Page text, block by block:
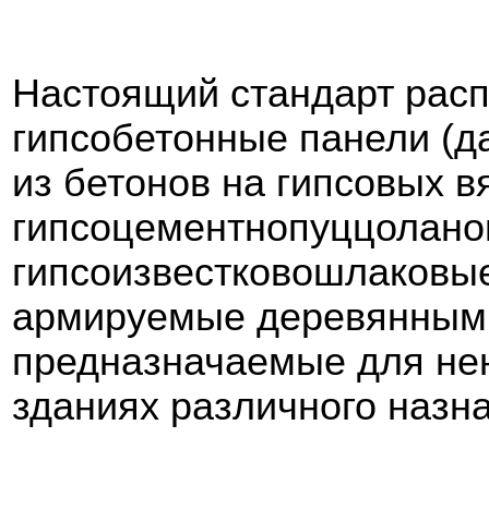
Настоящий стандарт
гипсобетонные панели
из бетонов на гипсовых
армируемые
предназначаемые для
зданиях различного